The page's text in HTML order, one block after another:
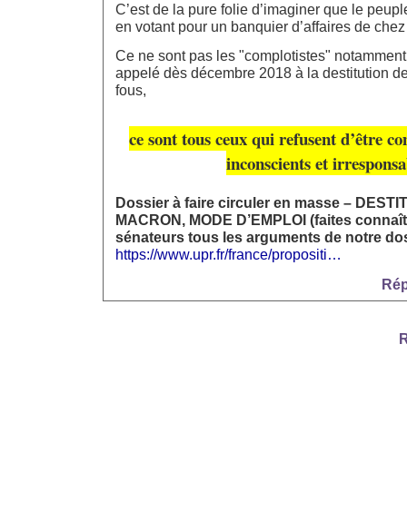
C’est de la pure folie d’imaginer que le
en votant pour un banquier d’affaires de
Ce ne sont pas les "complotistes"
appelé dès décembre 2018 à la destitution
fous,
ce sont tous ceux qui refusent d’être
inconscients et
Dossier à faire circuler en masse –
MACRON, MODE D’EMPLOI (faites
sénateurs tous les arguments de notre
https://www.upr.fr/france/propositi…